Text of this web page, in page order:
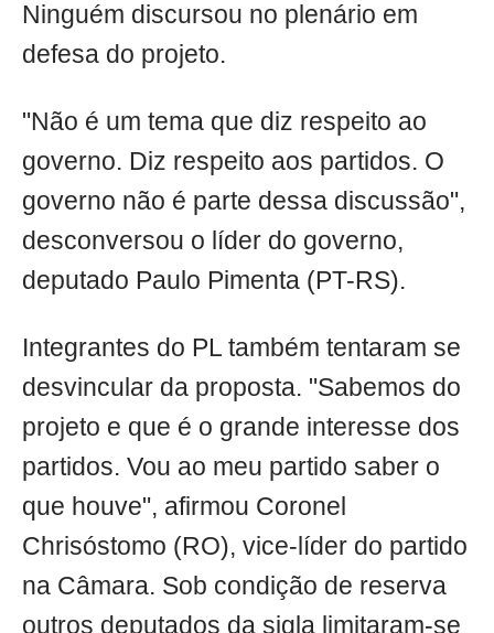
Ninguém discursou no plenário em
defesa do projeto.
"Não é um tema que diz respeito ao
governo. Diz respeito aos partidos. O
governo não é parte dessa discussão",
desconversou o líder do governo,
deputado Paulo Pimenta (PT-RS).
Integrantes do PL também tentaram se
desvincular da proposta. "Sabemos do
projeto e que é o grande interesse dos
partidos. Vou ao meu partido saber o
que houve", afirmou Coronel
Chrisóstomo (RO), vice-líder do partido
na Câmara. Sob condição de reserva
outros deputados da sigla limitaram-se